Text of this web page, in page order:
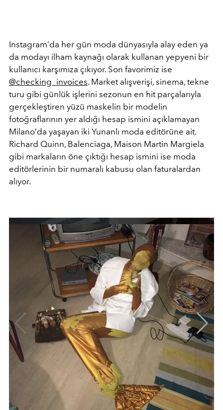
Instagram’da her gün moda dünyasıyla alay eden ya
da modayı ilham kaynağı olarak kullanan yepyeni bir
kullanıcı karşımıza çıkıyor. Son favorimiz ise
@checking_invoices. Market alışverişi, sinema, tekne
turu gibi günlük işlerini sezonun en hit parçalarıyla
gerçekleştiren yüzü maskelin bir modelin
fotoğraflarının yer aldığı hesap ismini açıklamayan
Milano’da yaşayan iki Yunanlı moda editörüne ait.
Richard Quinn, Balenciaga, Maison Martin Margiela
gibi markaların öne çıktığı hesap ismini ise moda
editörlerinin bir numaralı kabusu olan faturalardan
alıyor.